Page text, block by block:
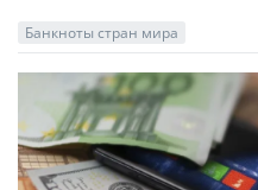
Банкноты стран мира